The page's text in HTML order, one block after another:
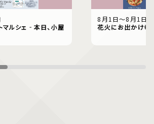
マルシェ‐本日、小屋
8月1日〜8月1日
花火にお出かけ幸